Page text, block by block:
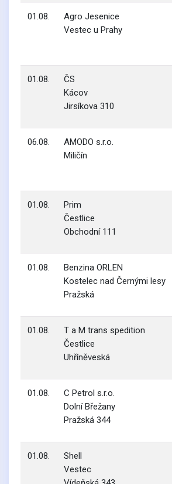
01.08.
Agro Jesenice
Vestec u Prahy
01.08.
ČS
Kácov
Jirsíkova 310
06.08.
AMODO s.r.o.
Miličín
01.08.
Prim
Čestlice
Obchodní 111
01.08.
Benzina ORLEN
Kostelec nad Černými lesy
Pražská
01.08.
T a M trans spedition
Čestlice
Uhříněveská
01.08.
C Petrol s.r.o.
Dolní Břežany
Pražská 344
01.08.
Shell
Vestec